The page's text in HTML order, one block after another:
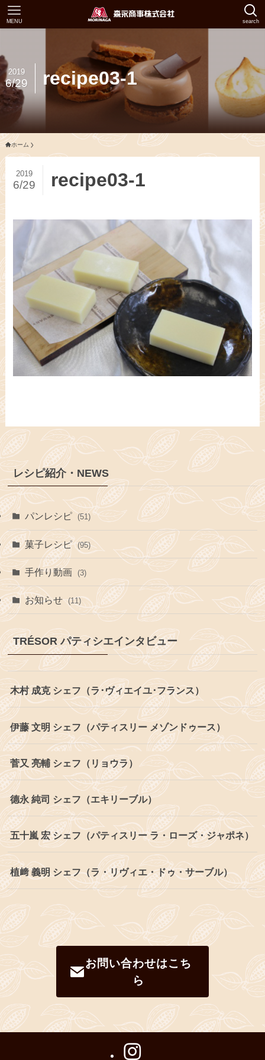
search
MENU
recipe03-1
2019
6/29
ホーム
recipe03-1
2019
6/29
レシピ紹介・NEWS
パンレシピ (51)
菓子レシピ (95)
手作り動画 (3)
お知らせ (11)
TRÉSOR パティシエインタビュー
木村 成克 シェフ（ラ･ヴィエイユ･フランス）
伊藤 文明 シェフ（パティスリー メゾンドゥース）
菅又 亮輔 シェフ（リョウラ）
德永 純司 シェフ（エキリーブル）
五十嵐 宏 シェフ（パティスリー ラ・ローズ・ジャポネ）
植﨑 義明 シェフ（ラ・リヴィエ・ドゥ・サーブル）
お問い合わせはこち
ら